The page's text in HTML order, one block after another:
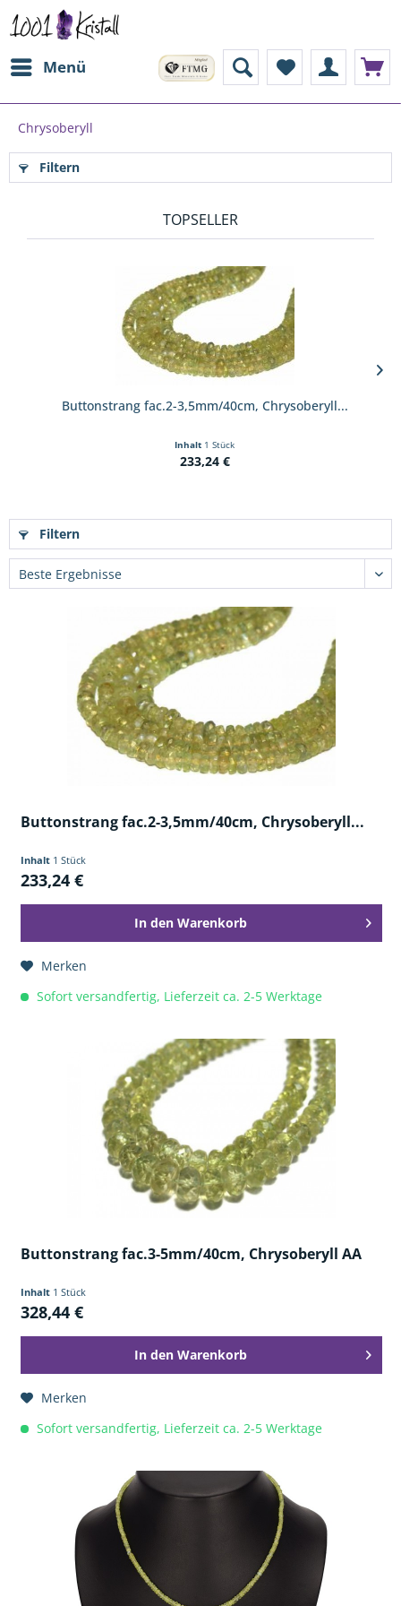
Menü
Chrysoberyll
Filtern
TOPSELLER
Buttonstrang fac.2-3,5mm/40cm, Chrysoberyll...
Inhalt 1 Stück
233,24 €
Filtern
Buttonstrang fac.2-3,5mm/40cm, Chrysoberyll...
Inhalt 1 Stück
233,24 €
In den Warenkorb
Merken
Sofort versandfertig, Lieferzeit ca. 2-5 Werktage
Buttonstrang fac.3-5mm/40cm, Chrysoberyll AA
Inhalt 1 Stück
328,44 €
In den Warenkorb
Merken
Sofort versandfertig, Lieferzeit ca. 2-5 Werktage